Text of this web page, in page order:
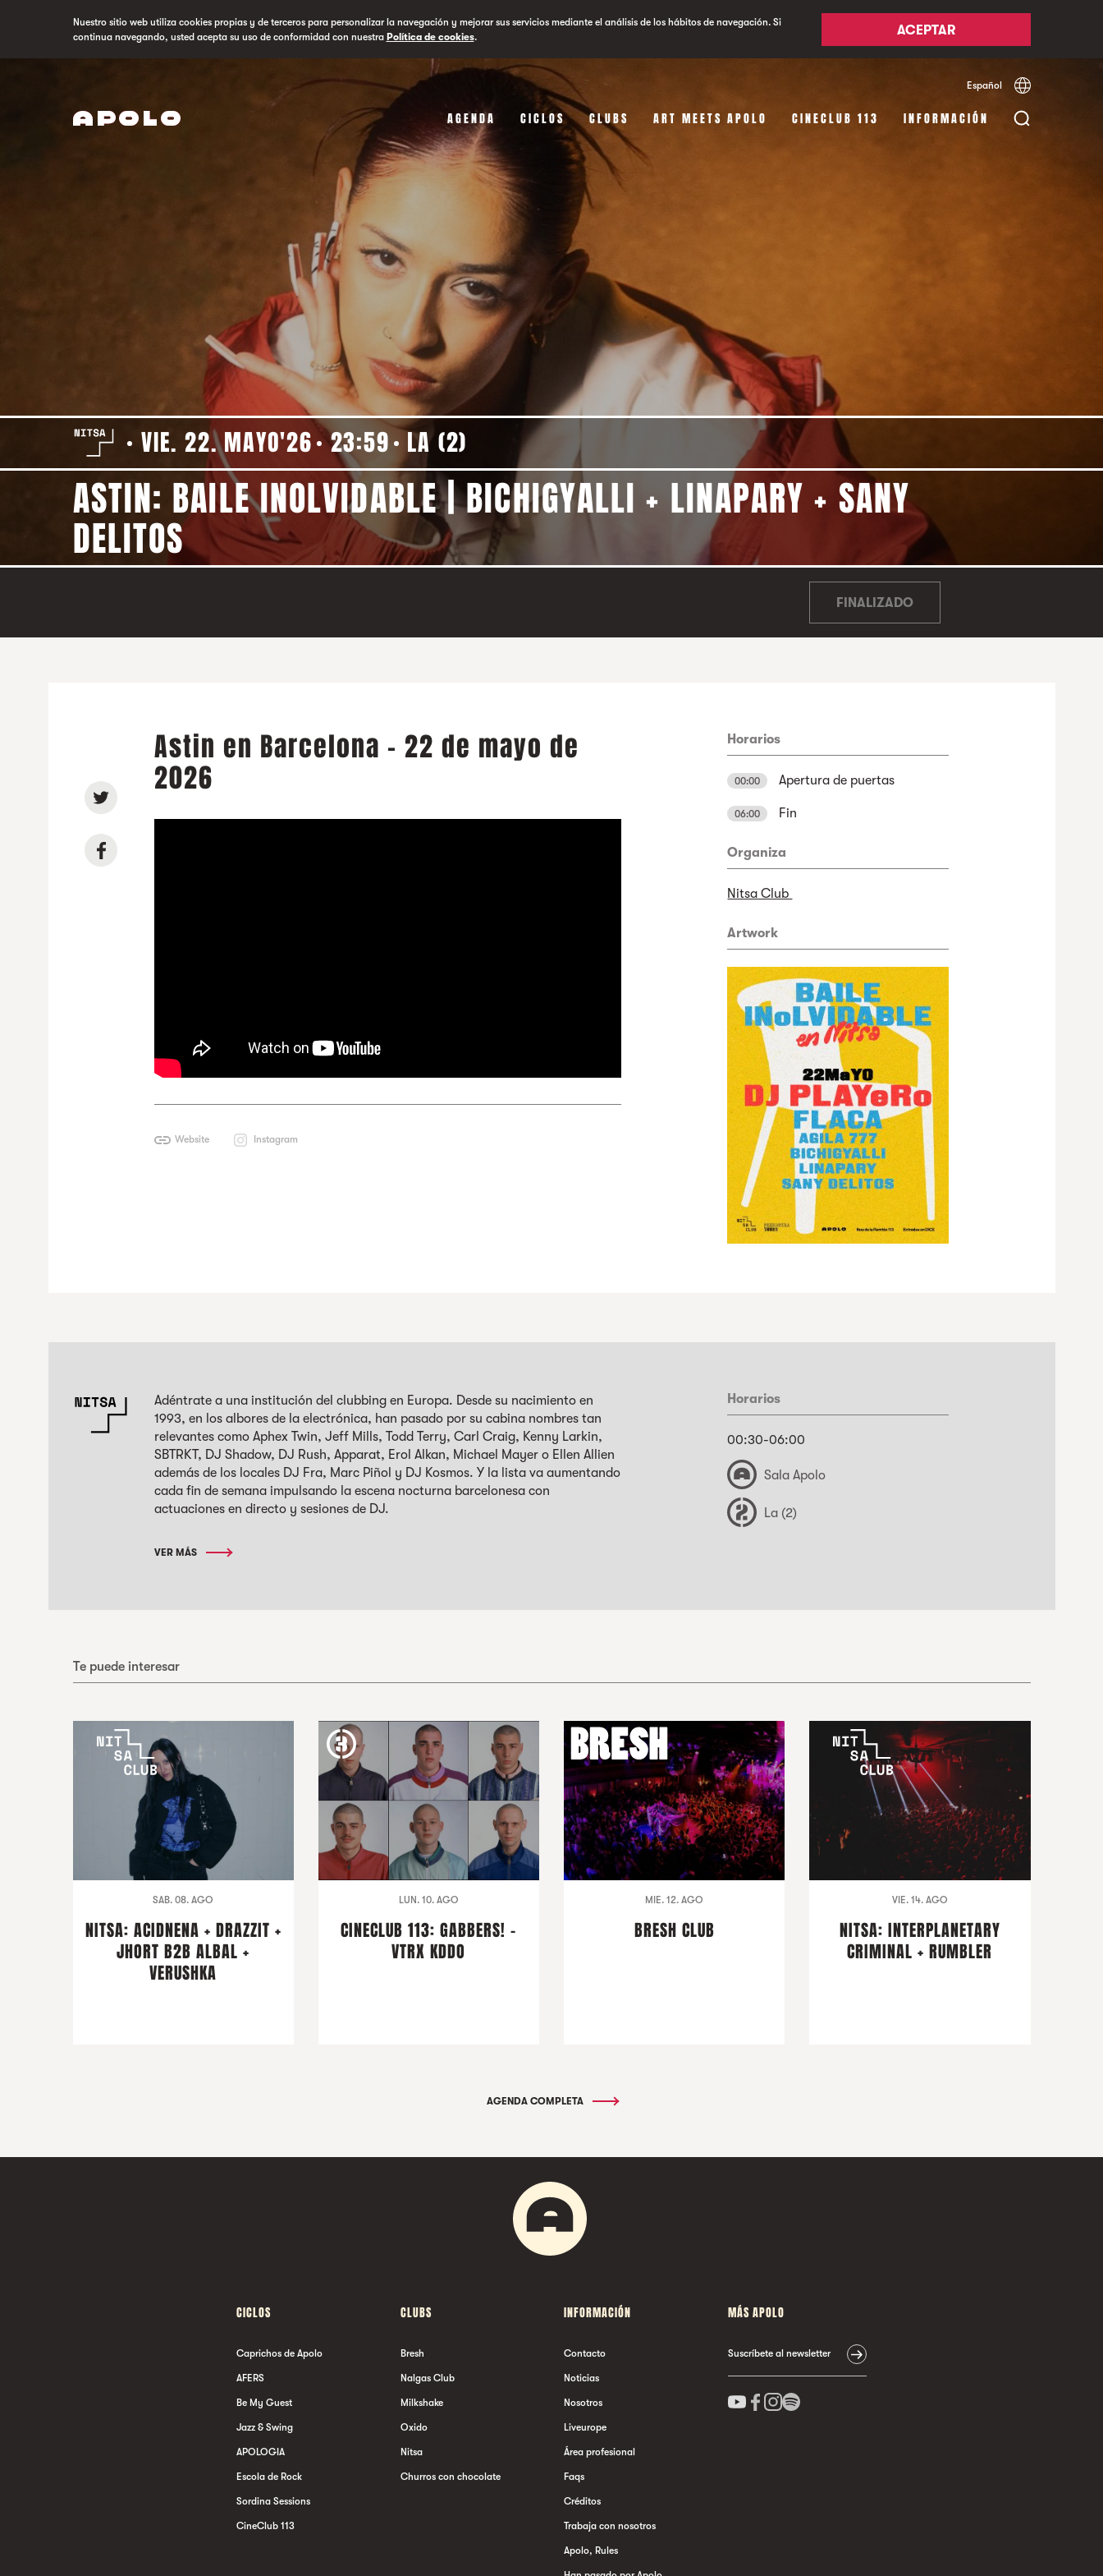
Nuestro sitio web utiliza cookies propias y de terceros para personalizar la navegación y mejorar sus servicios mediante el análisis de los hábitos de navegación. Si
continua navegando, usted acepta su uso de conformidad con nuestra Política de cookies. ACEPTAR
Español Català
AGENDA CICLOS CLUBS ART MEETS APOLO CINECLUB 113 INFORMACIÓN
VIE. 22. MAYO'26 23:59 LA (2)
ASTIN: BAILE INOLVIDABLE | BICHIGYALLI + LINAPARY + SANY
DELITOS
FINALIZADO
Astin en Barcelona - 22 de mayo de
2026
Website Instagram
Horarios
00:00 Apertura de puertas
06:00 Fin
Organiza
Nitsa Club
Artwork
Adéntrate a una institución del clubbing en Europa. Desde su nacimiento en
1993, en los albores de la electrónica, han pasado por su cabina nombres tan
relevantes como Aphex Twin, Jeff Mills, Todd Terry, Carl Craig, Kenny Larkin,
SBTRKT, DJ Shadow, DJ Rush, Apparat, Erol Alkan, Michael Mayer o Ellen Allien
además de los locales DJ Fra, Marc Piñol y DJ Kosmos. Y la lista va aumentando
cada fin de semana impulsando la escena nocturna barcelonesa con
actuaciones en directo y sesiones de DJ.
VER MÁS
Horarios
00:30-06:00
Sala Apolo
La (2)
Te puede interesar
SAB. 08. AGO
NITSA: ACIDNENA + DRAZZIT +
JHORT B2B ALBAL +
VERUSHKA
LUN. 10. AGO
CINECLUB 113: GABBERS! -
VTRX KDDO
MIE. 12. AGO
BRESH CLUB
VIE. 14. AGO
NITSA: INTERPLANETARY
CRIMINAL + RUMBLER
AGENDA COMPLETA
CICLOS
Caprichos de Apolo
AFERS
Be My Guest
Jazz & Swing
APOLOGIA
Escola de Rock
Sordina Sessions
CineClub 113
CLUBS
Bresh
Nalgas Club
Milkshake
Oxido
Nitsa
Churros con chocolate
INFORMACIÓN
Contacto
Noticias
Nosotros
Liveurope
Área profesional
Faqs
Créditos
Trabaja con nosotros
Apolo, Rules
MÁS APOLO
Suscríbete al newsletter